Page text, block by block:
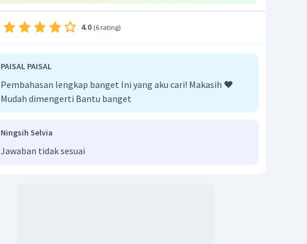
4.0 (6 rating)
PAISAL PAISAL
Pembahasan lengkap banget Ini yang aku cari! Makasih ❤️
Mudah dimengerti Bantu banget
Ningsih Selvia
Jawaban tidak sesuai